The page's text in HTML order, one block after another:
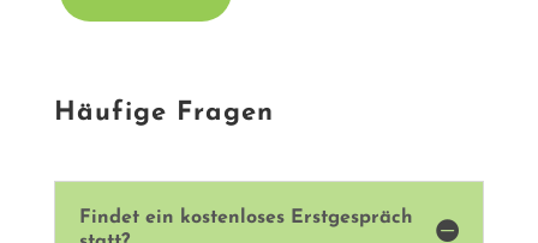
Häufige Fragen
Findet ein kostenloses Erstgespräch
